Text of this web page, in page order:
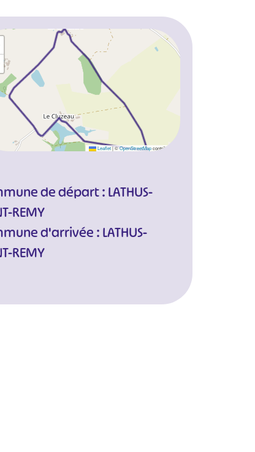
Leaflet|©OpenStreetMapcontributors
de départ : LATHUS-
REMY
d'arrivée : LATHUS-
REMY